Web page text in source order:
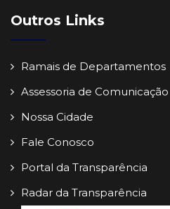
Outros Links
Ramais de Departamentos
Assessoria de Comunicação
Nossa Cidade
Fale Conosco
Portal da Transparência
Radar da Transparência